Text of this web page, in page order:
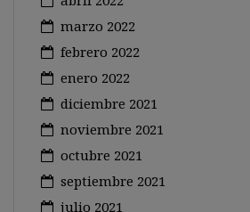
marzo 2022
febrero 2022
enero 2022
diciembre 2021
noviembre 2021
octubre 2021
septiembre 2021
julio 2021